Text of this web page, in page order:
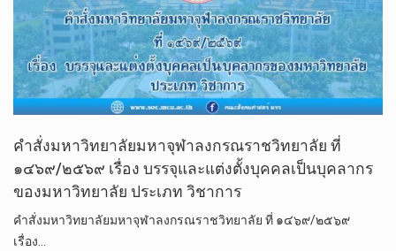
คำสั่งมหาวิทยาลัยมหาจุฬาลงกรณราชวิทยาลัย ที่
๑๔๖๙/๒๕๖๙ เรื่อง บรรจุและแต่งตั้งบุคคลเป็นบุคลากร
ของมหาวิทยาลัย ประเภท วิชาการ
คำสั่งมหาวิทยาลัยมหาจุฬาลงกรณราชวิทยาลัย ที่ ๑๔๖๙/๒๕๖๙
เรื่อง…